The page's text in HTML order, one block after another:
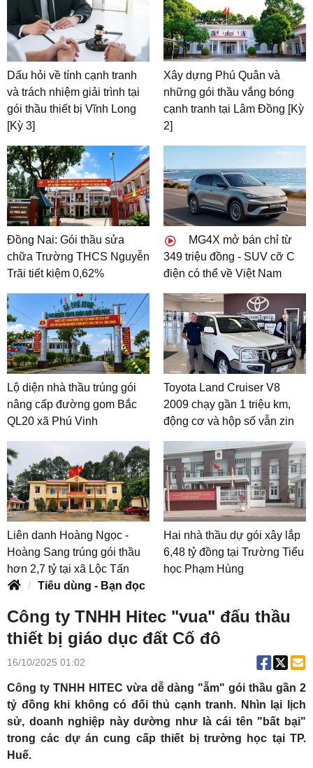
Dấu hỏi về tính cạnh tranh
và trách nhiệm giải trình tại
gói thầu thiết bị Vĩnh Long
[Kỳ 3]
Xây dựng Phú Quân và
những gói thầu vắng bóng
cạnh tranh tại Lâm Đồng [Kỳ
2]
Đồng Nai: Gói thầu sửa
chữa Trường THCS Nguyễn
Trãi tiết kiệm 0,62%
MG4X mở bán chỉ từ
349 triệu đồng - SUV cỡ C
điện có thể về Việt Nam
Lộ diện nhà thầu trúng gói
nâng cấp đường gom Bắc
QL20 xã Phú Vinh
Toyota Land Cruiser V8
2009 chạy gần 1 triệu km,
động cơ và hộp số vẫn zin
Liên danh Hoàng Ngọc -
Hoàng Sang trúng gói thầu
hơn 2,7 tỷ tại xã Lộc Tấn
Hai nhà thầu dự gói xây lắp
6,48 tỷ đồng tại Trường Tiểu
học Phạm Hùng
Tiêu dùng - Bạn đọc
Công ty TNHH Hitec "vua" đấu thầu
thiết bị giáo dục đất Cố đô
16/10/2025 01:02
Công ty TNHH HITEC vừa dễ dàng "ẵm" gói thầu gần 2
tỷ đồng khi không có đối thủ cạnh tranh. Nhìn lại lịch
sử, doanh nghiệp này dường như là cái tên "bất bại"
trong các dự án cung cấp thiết bị trường học tại TP.
Huế.